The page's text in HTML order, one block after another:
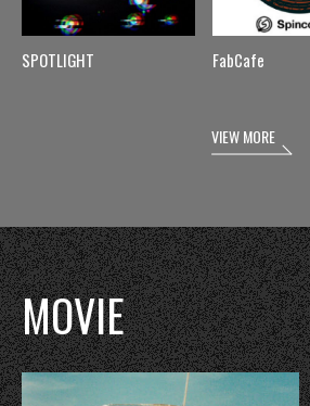
SPOTLIGHT FabCafe
VIEW MORE
MOVIE